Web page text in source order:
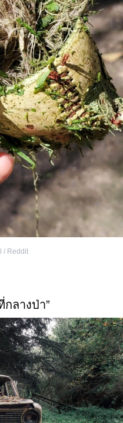
/ Reddit
กลางป่า”